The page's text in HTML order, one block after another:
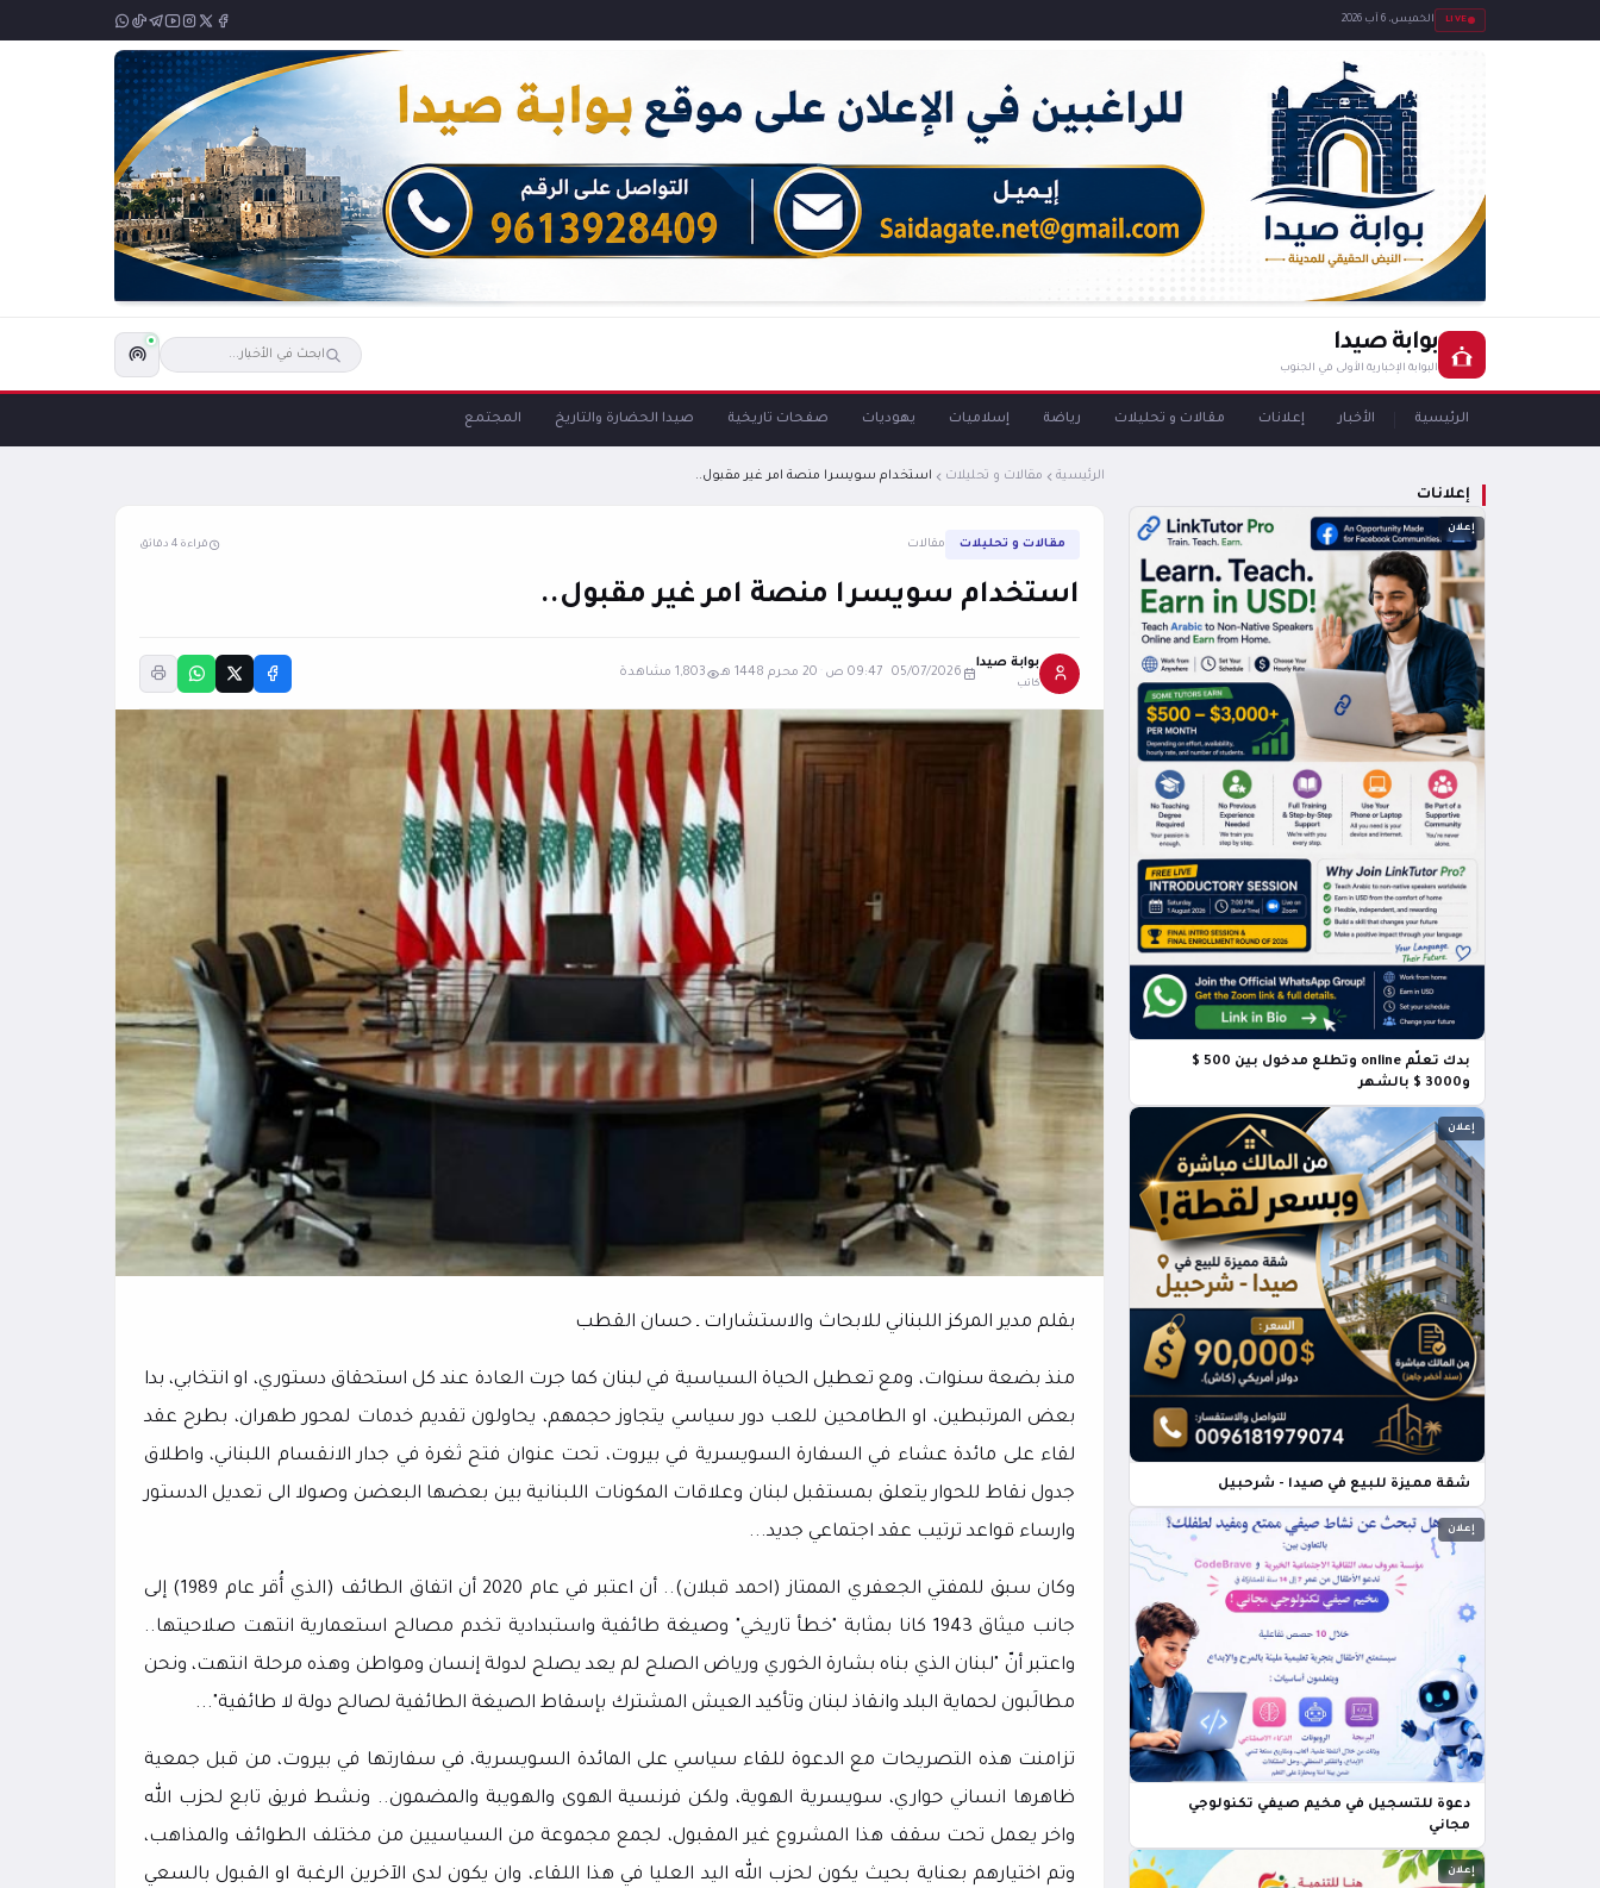
LIVE الخميس، 6 آب 2026
بوابة صيدا
البوابة الإخبارية الأولى في الجنوب
الرئيسية الأخبار إعلانات مقالات و تحليلات رياضة إسلاميات يهوديات صفحات تاريخية صيدا الحضارة والتاريخ المجتمع
إعلانات
إعلان
بدك تعلّم online وتطلع مدخول بين 500 $
و3000 $ بالشهر
إعلان
شقة مميزة للبيع في صيدا - شرحبيل
إعلان
دعوة للتسجيل في مخيم صيفي تكنولوجي
مجاني
إعلان
الرئيسية مقالات و تحليلات استخدام سويسرا منصة امر غير مقبول..
مقالات و تحليلات مقالات قراءة 4 دقائق
استخدام سويسرا منصة امر غير مقبول..
بوابة صيدا
كاتب
05/07/2026 09:47 ص 20 محرم 1448 هـ 1,803 مشاهدة
بقلم مدير المركز اللبناني للابحاث والاستشارات ـ حسان القطب
منذ بضعة سنوات، ومع تعطيل الحياة السياسية في لبنان كما جرت العادة عند كل استحقاق دستوري، او انتخابي، بدا
بعض المرتبطين، او الطامحين للعب دور سياسي يتجاوز حجمهم، يحاولون تقديم خدمات لمحور طهران، بطرح عقد
لقاء على مائدة عشاء في السفارة السويسرية في بيروت، تحت عنوان فتح ثغرة في جدار الانقسام اللبناني، واطلاق
جدول نقاط للحوار يتعلق بمستقبل لبنان وعلاقات المكونات اللبنانية بين بعضها البعضن وصولا الى تعديل الدستور
وارساء قواعد ترتيب عقد اجتماعي جديد...
وكان سبق للمفتي الجعفري الممتاز (احمد قبلان).. أن اعتبر في عام 2020 أن اتفاق الطائف (الذي أُقر عام 1989) إلى
جانب ميثاق 1943 كانا بمثابة "خطأ تاريخي" وصيغة طائفية واستبدادية تخدم مصالح استعمارية انتهت صلاحيتها..
واعتبر أنّ "لبنان الذي بناه بشارة الخوري ورياض الصلح لم يعد يصلح لدولة إنسان ومواطن وهذه مرحلة انتهت، ونحن
مطالَبون لحماية البلد وانقاذ لبنان وتأكيد العيش المشترك بإسقاط الصيغة الطائفية لصالح دولة لا طائفية"...
تزامنت هذه التصريحات مع الدعوة للقاء سياسي على المائدة السويسرية، في سفارتها في بيروت، من قبل جمعية
ظاهرها انساني حواري، سويسرية الهوية، ولكن فرنسية الهوى والهويبة والمضمون.. ونشط فريق تابع لحزب الله
واخر يعمل تحت سقف هذا المشروع غير المقبول، لجمع مجموعة من السياسيين من مختلف الطوائف والمذاهب،
وتم اختيارهم بعناية بحيث يكون لحزب الله اليد العليا في هذا اللقاء، وان يكون لدى الآخرين الرغبة او القبول بالسعي